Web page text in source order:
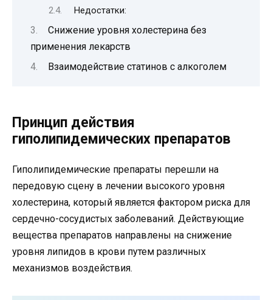
Недостатки:
Снижение уровня холестерина без
применения лекарств
Взаимодействие статинов с алкоголем
Принцип действия
гиполипидемических препаратов
Гиполипидемические препараты перешли на
передовую сцену в лечении высокого уровня
холестерина, который является фактором риска для
сердечно-сосудистых заболеваний. Действующие
вещества препаратов направлены на снижение
уровня липидов в крови путем различных
механизмов воздействия.